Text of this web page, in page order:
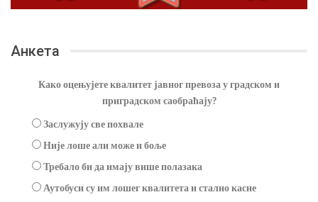
Анкета
Како оцењујете квалитет јавног превоза у градском и
приградском саобраћају?
Заслужују све похвале
Није лоше али може и боље
Требало би да имају више полазака
Аутобуси су им лошег квалитета и стално касне